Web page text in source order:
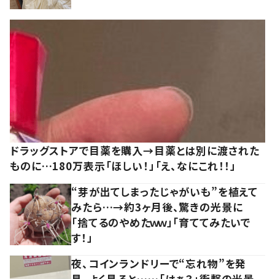
ドラッグストアで目薬を購入→目薬とは別に渡された
ものに…180万表示「ほしい！」「え、なにこれ！！」
“芽が出てしまったじゃがいも”を植えて
みたら…→約3ヶ月後、驚きの光景に
「捨てるのやめたｗｗ」「育ててみたいで
す！」
夜、コインランドリーで“忘れ物”を発